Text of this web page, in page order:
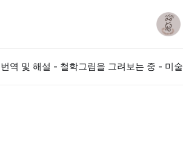
역 및 해설 - 철학그림을 그려보는 중 - 미술